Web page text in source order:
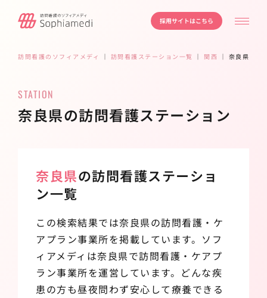
採用サイトはこちら
訪問看護のソフィアメディ ｜ 訪問看護ステーション一覧 ｜ 関西 ｜ 奈良県
STATION
奈良県の訪問看護ステーション
奈良県の訪問看護ステーショ
ン一覧
この検索結果では奈良県の訪問看護・ケ
アプラン事業所を掲載しています。ソフ
ィアメディは奈良県で訪問看護・ケアプ
ラン事業所を運営しています。どんな疾
患の方も昼夜問わず安心して療養できる